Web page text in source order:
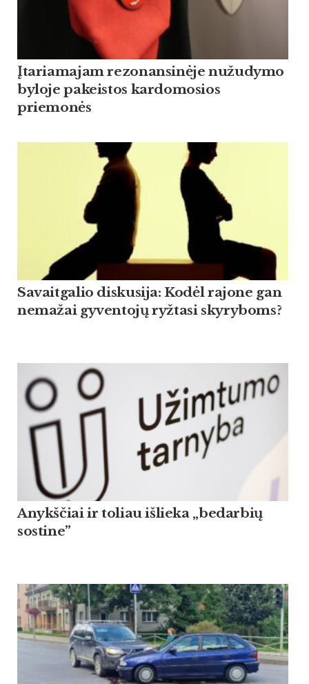
Įtariamajam rezonansinėje nužudymo
byloje pakeistos kardomosios
priemonės
Savaitgalio diskusija: Kodėl rajone gan
nemažai gyventojų ryžtasi skyryboms?
Anykščiai ir toliau išlieka „bedarbių
sostine”